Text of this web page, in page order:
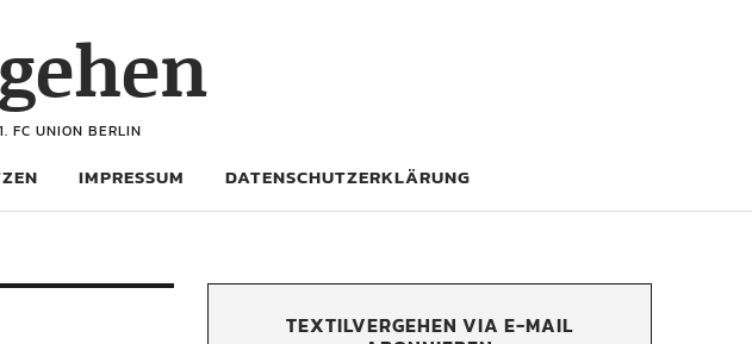
FC UNION BERLIN
IMPRESSUM DATENSCHUTZERKLÄRUNG
TEXTILVERGEHEN VIA E-MAIL